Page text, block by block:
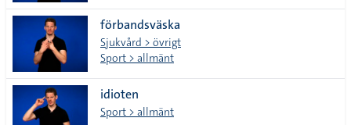
förbandsväska
Sjukvård > övrigt
Sport > allmänt
idioten
Sport > allmänt